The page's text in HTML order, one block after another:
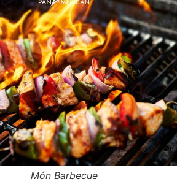
Món Barbecue